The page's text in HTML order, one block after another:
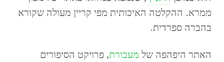
ממרא. ההקלטה האיכותית מפי קריין מעולה שקורא
בהברה ספרדית.
האתר היפהפה של מעבורת, פרויקט הסיפורים